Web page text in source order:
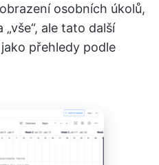
osobních úkolů,
ale tato další
přehledy podle